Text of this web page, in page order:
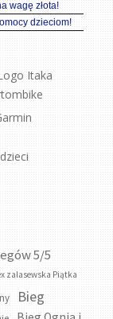
wagę złota!
dzieciom!
5/5
zalasewska Piątka
Bieg